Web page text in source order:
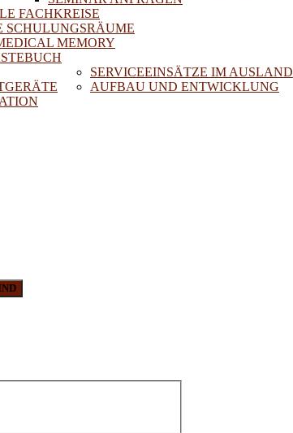
FACHKREISE
SCHULUNGSRÄUME
MEMORY
SERVICEEINSÄTZE IM AUSLAND
AUFBAU UND ENTWICKLUNG